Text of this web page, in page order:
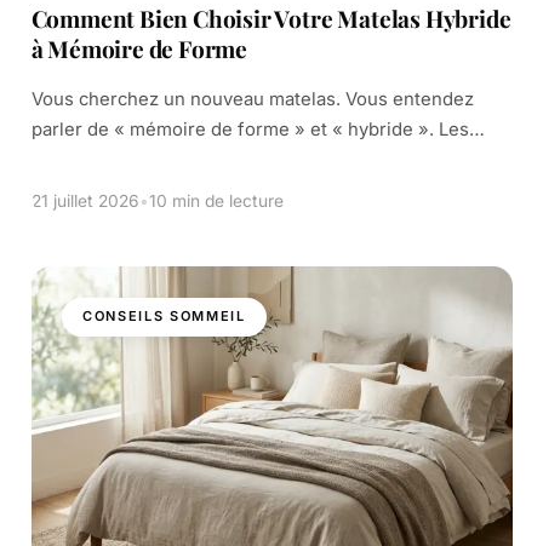
Comment Bien Choisir Votre Matelas Hybride
à Mémoire de Forme
Vous cherchez un nouveau matelas. Vous entendez
parler de « mémoire de forme » et « hybride ». Les
« densité » vous semblent compliqués. C’est tout à fait
21 juillet 2026•10 min de lecture
CONSEILS SOMMEIL